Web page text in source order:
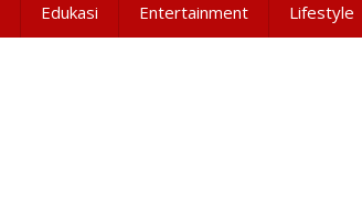
Edukasi Entertainment Lifestyle